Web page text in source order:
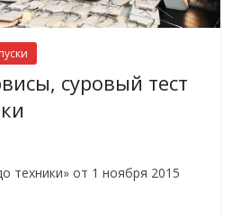
суровый тест
техники» от 1 ноября 2015